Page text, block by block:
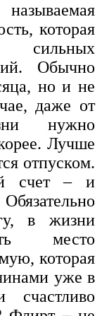
которая
Обычно
но и не
даже от
нужно
Лучше
отпуском.
счет – и
в жизни
место
которая
уже в
счастливо